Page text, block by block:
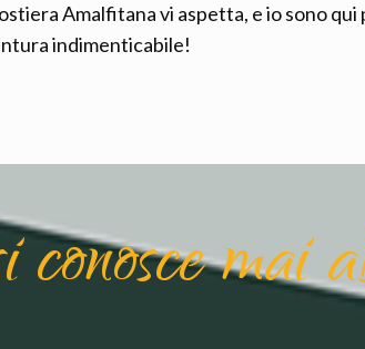
Amalfitana vi aspetta, e io sono
indimenticabile!
mai